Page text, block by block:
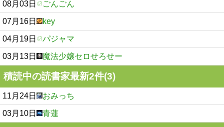
08月03日 ごんごん
07月16日 key
04月19日 パジャマ
03月13日 魔法少嬢セロせろせー
積読中の読書家最新2件(3)
11月24日 おみっち
03月10日 青蓮